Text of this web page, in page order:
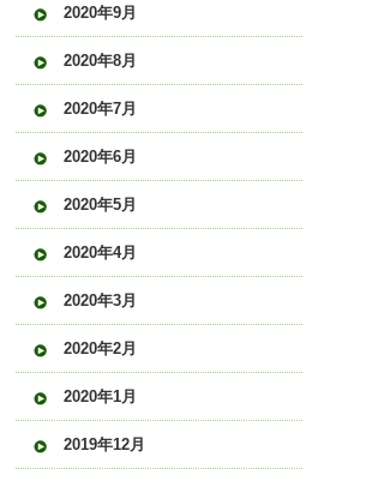
2020年9月
2020年8月
2020年7月
2020年6月
2020年5月
2020年4月
2020年3月
2020年2月
2020年1月
2019年12月